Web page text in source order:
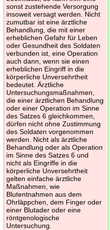
sonst zustehende Versorgung
insoweit versagt werden. Nicht
zumutbar ist eine ärztliche
Behandlung, die mit einer
erheblichen Gefahr für Leben
oder Gesundheit des Soldaten
verbunden ist, eine Operation
auch dann, wenn sie einen
erheblichen Eingriff in die
körperliche Unversehrtheit
bedeutet. Ärztliche
Untersuchungsmaßnahmen,
die einer ärztlichen Behandlung
oder einer Operation im Sinne
des Satzes 6 gleichkommen,
dürfen nicht ohne Zustimmung
des Soldaten vorgenommen
werden. Nicht als ärztliche
Behandlung oder als Operation
im Sinne des Satzes 6 und
nicht als Eingriffe in die
körperliche Unversehrtheit
gelten einfache ärztliche
Maßnahmen, wie
Blutentnahmen aus dem
Ohrläppchen, dem Finger oder
einer Blutader oder eine
röntgenologische
Untersuchung.